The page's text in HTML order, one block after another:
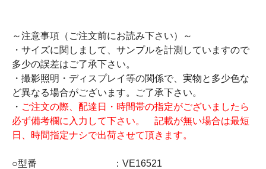
～注意事項（ご注文前にお読み下さい）～
・サイズに関しまして、サンプルを計測していますので
多少の誤差はご了承下さい。
・撮影照明・ディスプレイ等の関係で、実物と多少色な
ど異なる場合がございます。ご了承下さい。
・ ご注文の際、配達日・時間帯の指定がございましたら
必ず備考欄に入力して下さい。 記載が無い場合は最短
日、時間指定ナシで出荷させて頂きます。
○型番 ：VE16521